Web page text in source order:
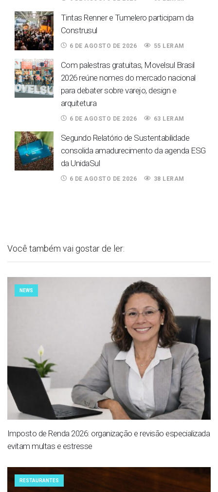
Tintas Renner e Tumelero participam da
Construsul
6 DE AGOSTO DE 2026 55 LERAM
Com palestras gratuitas, Movelsul Brasil
2026 reúne nomes do mercado nacional
para debater sobre varejo, design e
arquitetura
6 DE AGOSTO DE 2026 63 LERAM
Segundo Relatório de Sustentabilidade
consolida amadurecimento da agenda ESG
da UnidaSul
6 DE AGOSTO DE 2026 38 LERAM
Você também vai gostar de ler:
NEWS
Imposto de Renda 2026: organização e revisão especializada
evitam multas e estresse
RESTAURANTES